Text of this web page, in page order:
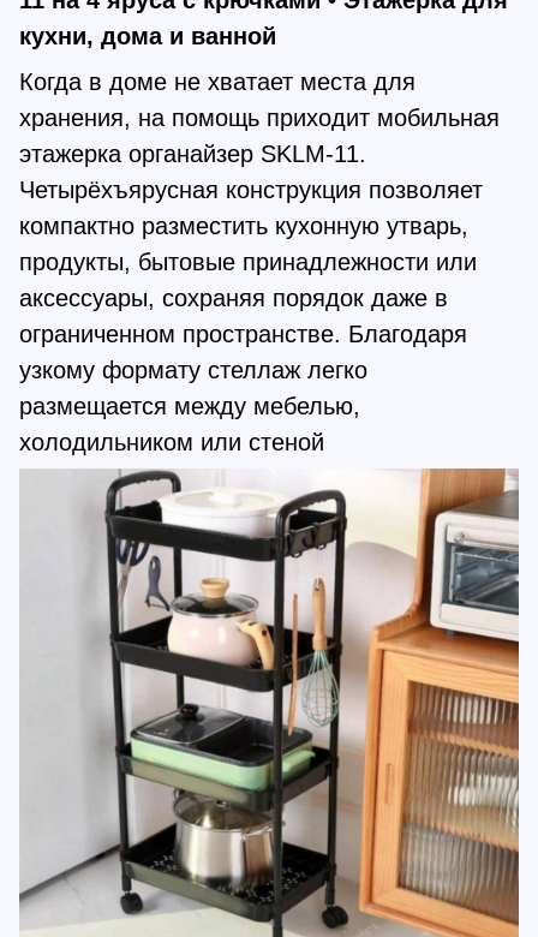
кухни, дома и ванной
Когда в доме не хватает места для
хранения, на помощь приходит мобильная
этажерка органайзер SKLM-11.
Четырёхъярусная конструкция позволяет
компактно разместить кухонную утварь,
продукты, бытовые принадлежности или
аксессуары, сохраняя порядок даже в
ограниченном пространстве. Благодаря
узкому формату стеллаж легко
размещается между мебелью,
холодильником или стеной